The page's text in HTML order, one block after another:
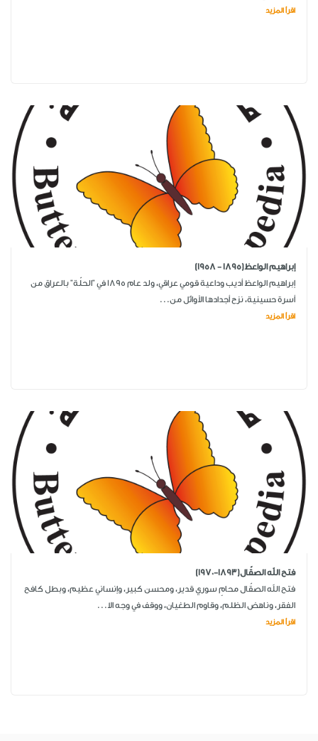
اقرأ المزيد
إبراهيم الواعظ(1895 - 1958)
إبراهيم الواعظ أديب وداعية قومي عراقي، ولد عام 1895 في "الحلّة" بالعراق من
أسرة حسينية، نزح أجدادها الأوائل من...
اقرأ المزيد
فتح الله الصقّال(1893-1970)
فتح الله الصقّال محامٍ سوري قدير، ومحسن كبير، وإنساني عظيم، وبطل كافح
الفقر، وناهض الظلم، وقاوم الطغيان، ووقف في وجه الا...
اقرأ المزيد